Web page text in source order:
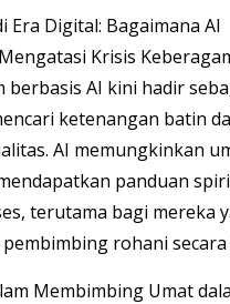
Era Digital: Bagaimana AI
Krisis
berbasis AI kini hadir
ketenangan batin
AI memungkinkan
panduan
terutama bagi mereka
rohani secara
Membimbing Umat